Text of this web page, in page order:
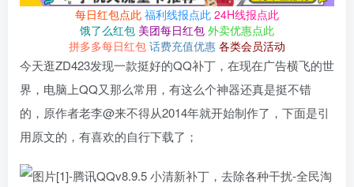
每日红包点此 福利线报点此 24H线报点此
饿了么红包 美团每日红包 外卖优惠点此
拼多多每日红包 话费充值优惠 各类会员活动
今天逛ZD423发现一款挺好的QQ补丁，在现在广告横飞的世
界，电脑上QQ又那么常用，有这么个神器还真是挺不错
的，原作者老李@来不得从2014年就开始制作了，下面是引
用原文的，有喜欢的自行下载了；